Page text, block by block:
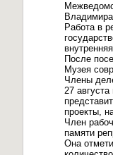
Работа в
После
Музея
Члены
27
проекты,
Член
памяти
Она